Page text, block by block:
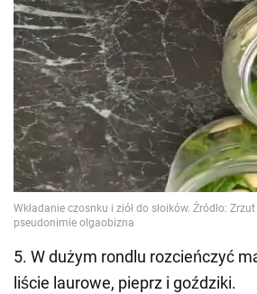
5. W dużym rondlu rozcieńczyć
liście laurowe, pieprz i goździki.